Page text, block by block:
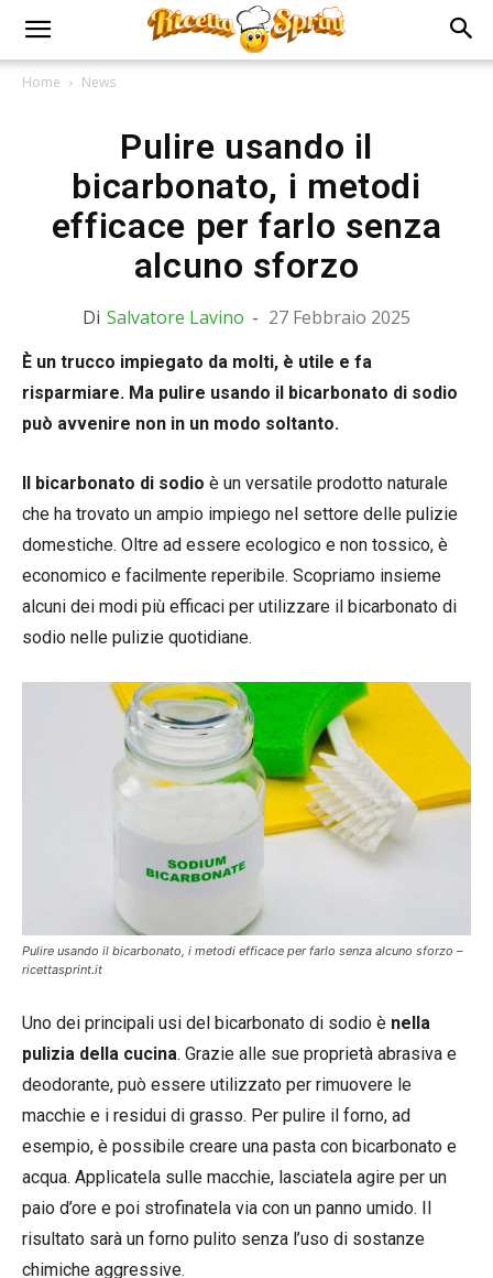
Home News
Pulire usando il
bicarbonato, i metodi
efficace per farlo senza
alcuno sforzo
Di Salvatore Lavino - 27 Febbraio 2025
È un trucco impiegato da molti, è utile e fa
risparmiare. Ma pulire usando il bicarbonato di sodio
può avvenire non in un modo soltanto.
Il bicarbonato di sodio è un versatile prodotto naturale
che ha trovato un ampio impiego nel settore delle pulizie
domestiche. Oltre ad essere ecologico e non tossico, è
economico e facilmente reperibile. Scopriamo insieme
alcuni dei modi più efficaci per utilizzare il bicarbonato di
sodio nelle pulizie quotidiane.
Pulire usando il bicarbonato, i metodi efficace per farlo senza alcuno sforzo –
ricettasprint.it
Uno dei principali usi del bicarbonato di sodio è nella
pulizia della cucina. Grazie alle sue proprietà abrasiva e
deodorante, può essere utilizzato per rimuovere le
macchie e i residui di grasso. Per pulire il forno, ad
esempio, è possibile creare una pasta con bicarbonato e
acqua. Applicatela sulle macchie, lasciatela agire per un
paio d’ore e poi strofinatela via con un panno umido. Il
risultato sarà un forno pulito senza l’uso di sostanze
chimiche aggressive.